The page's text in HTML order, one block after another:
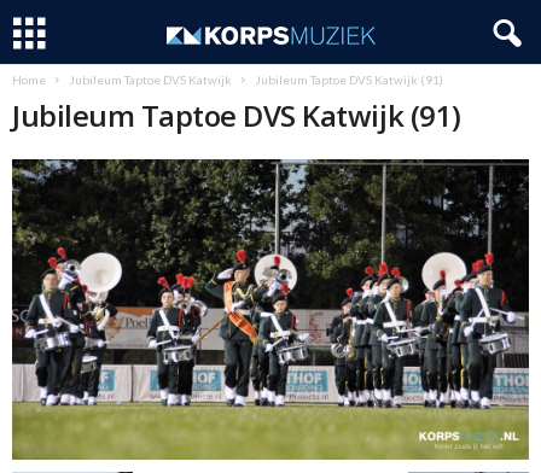
Home Jubileum Taptoe DVS Katwijk Jubileum Taptoe DVS Katwijk (91)
Jubileum Taptoe DVS Katwijk (91)